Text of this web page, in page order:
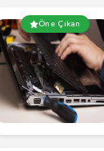
Öne Çıkan